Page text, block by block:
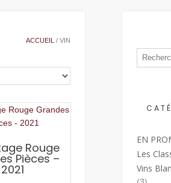
ACCUEIL / VIN
Rouge
Pièces –
2021
EN
Les
Vins